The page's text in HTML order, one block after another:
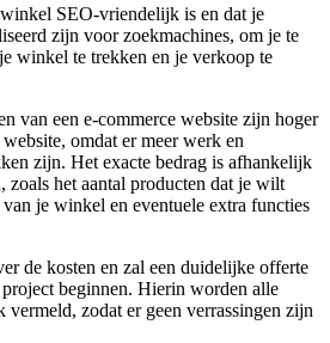
SEO-vriendelijk is en dat je
zijn voor zoekmachines, om je te
winkel te trekken en je verkoop te
van een e-commerce website zijn hoger
omdat er meer werk en
zijn. Het exacte bedrag is afhankelijk
zoals het aantal producten dat je wilt
je winkel en eventuele extra functies
de kosten en zal een duidelijke offerte
beginnen. Hierin worden alle
zodat er geen verrassingen zijn